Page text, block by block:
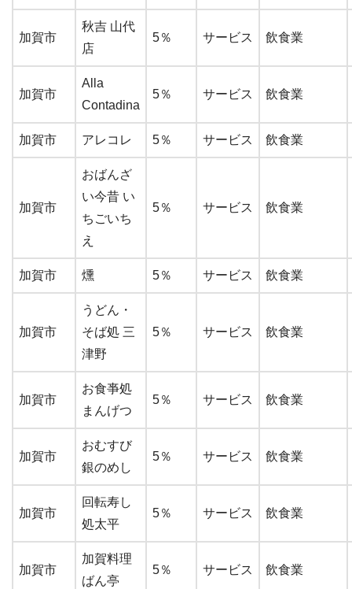
加賀市
秋吉 山代
店
5％ サービス 飲食業
加賀市
Alla
Contadina
5％ サービス 飲食業
加賀市 アレコレ 5％ サービス 飲食業
加賀市
おばんざ
い今昔 い
ちごいち
え
5％ サービス 飲食業
加賀市 燻 5％ サービス 飲食業
加賀市
うどん・
そば処 三
津野
5％ サービス 飲食業
加賀市
お食亊処
まんげつ
5％ サービス 飲食業
加賀市
おむすび
銀のめし
5％ サービス 飲食業
加賀市
回転寿し
処太平
5％ サービス 飲食業
加賀市
加賀料理
ばん亭
5％ サービス 飲食業